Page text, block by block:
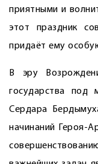
приятными и
этот праздник
придаёт ему
В эру
государства под
Сердара
начинаний Героя-­